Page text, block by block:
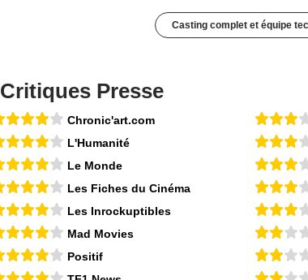
Casting complet et équipe
Critiques Presse
Chronic'art.com
L'Humanité
Le Monde
Les Fiches du Cinéma
Les Inrockuptibles
Mad Movies
Positif